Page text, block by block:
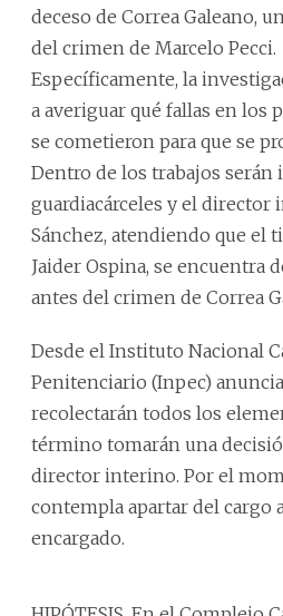
deceso de Correa Galeano,
del crimen de Marcelo Pecci.
Específicamente, la
a averiguar qué fallas en los
se cometieron para que se
Dentro de los trabajos serán
guardiacárceles y el director
Sánchez, atendiendo que el
Jaider Ospina, se encuentra
antes del crimen de Correa
Desde el Instituto Nacional
Penitenciario (Inpec)
recolectarán todos los
término tomarán una
director interino. Por el
contempla apartar del cargo
encargado.